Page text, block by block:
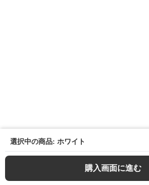
選択中の商品: ホワイト
購入画面に進む